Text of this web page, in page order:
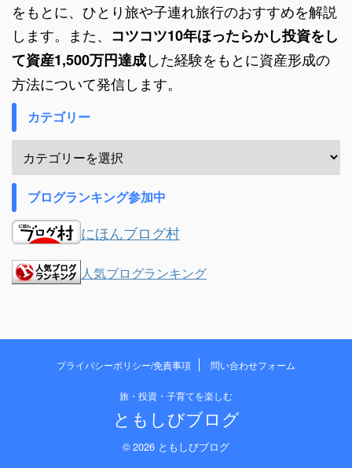
をもとに、ひとり旅や子連れ旅行のおすすめを解説
します。また、 コツコツ10年ほったらかし投資をし
て資産1,500万円達成した経験をもとに資産形成の
方法について発信します。
カテゴリー
ブログランキング参加中
にほんブログ村
人気ブログランキング
プライバシーポリシー/免責事項 問い合わせフォーム
旅・投資・子育てを楽しむ
ともしびブログ
© 2026 ともしびブログ